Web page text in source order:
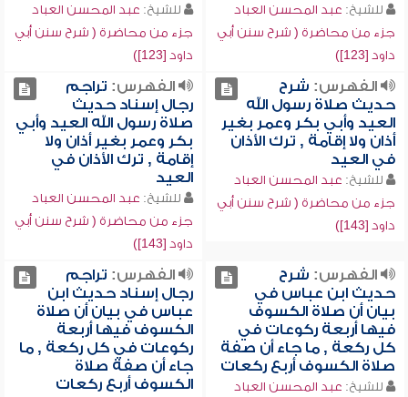
للشيخ: عبد المحسن العباد
جزء من محاضرة ( شرح سنن أبي
داود [123])
للشيخ: عبد المحسن العباد
جزء من محاضرة ( شرح سنن أبي
داود [123])
الفهرس: شرح
حديث صلاة رسول الله
العيد وأبي بكر وعمر بغير
أذان ولا إقامة , ترك الأذان
في العيد
للشيخ: عبد المحسن العباد
جزء من محاضرة ( شرح سنن أبي
داود [143])
الفهرس: تراجم
رجال إسناد حديث
صلاة رسول الله العيد وأبي
بكر وعمر بغير أذان ولا
إقامة , ترك الأذان في
العيد
للشيخ: عبد المحسن العباد
جزء من محاضرة ( شرح سنن أبي
داود [143])
الفهرس: شرح
حديث ابن عباس في
بيان أن صلاة الكسوف
فيها أربعة ركوعات في
كل ركعة , ما جاء أن صفة
صلاة الكسوف أربع ركعات
للشيخ: عبد المحسن العباد
الفهرس: تراجم
رجال إسناد حديث ابن
عباس في بيان أن صلاة
الكسوف فيها أربعة
ركوعات في كل ركعة , ما
جاء أن صفة صلاة
الكسوف أربع ركعات